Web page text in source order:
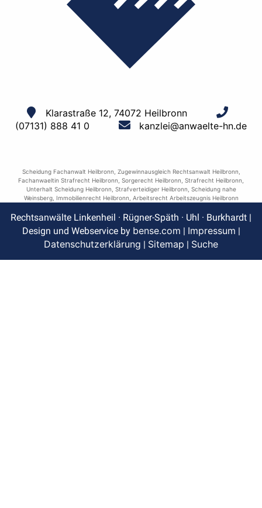
Klarastraße 12, 74072 Heilbronn
(07131) 888 41 0
kanzlei@anwaelte-hn.de
Scheidung Fachanwalt Heilbronn Zugewinnausgleich Rechtsanwalt Heilbronn
Fachanwaeltin Strafrecht Heilbronn Sorgerecht Heilbronn Strafrecht Heilbronn
Unterhalt Scheidung Heilbronn Strafverteidiger Heilbronn Scheidung nahe
Weinsberg, Immobilienrecht Heilbronn Arbeitsrecht Arbeitszeugnis Heilbronn
Rechtsanwälte Linkenheil · Rügner-Späth · Uhl · Burkhardt |
Design und Webservice by bense.com | Impressum |
Datenschutzerklärung | Sitemap | Suche